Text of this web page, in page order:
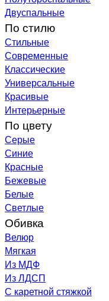
Двуспальные
По стилю
Стильные
Современные
Классические
Универсальные
Красивые
Интерьерные
По цвету
Серые
Синие
Красные
Бежевые
Белые
Светлые
Обивка
Велюр
Мягкая
Из МДФ
Из ЛДСП
С каретной стяжкой